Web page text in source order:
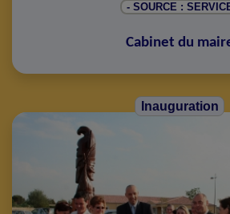
- SOURCE :
Cabinet du
Inauguration